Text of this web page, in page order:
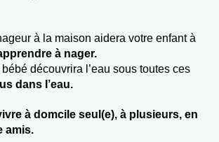
à la maison aidera votre enfant à
à nager.
découvrira l’eau sous toutes ces
dans l’eau.
à domcile seul(e), à plusieurs, en
amis.